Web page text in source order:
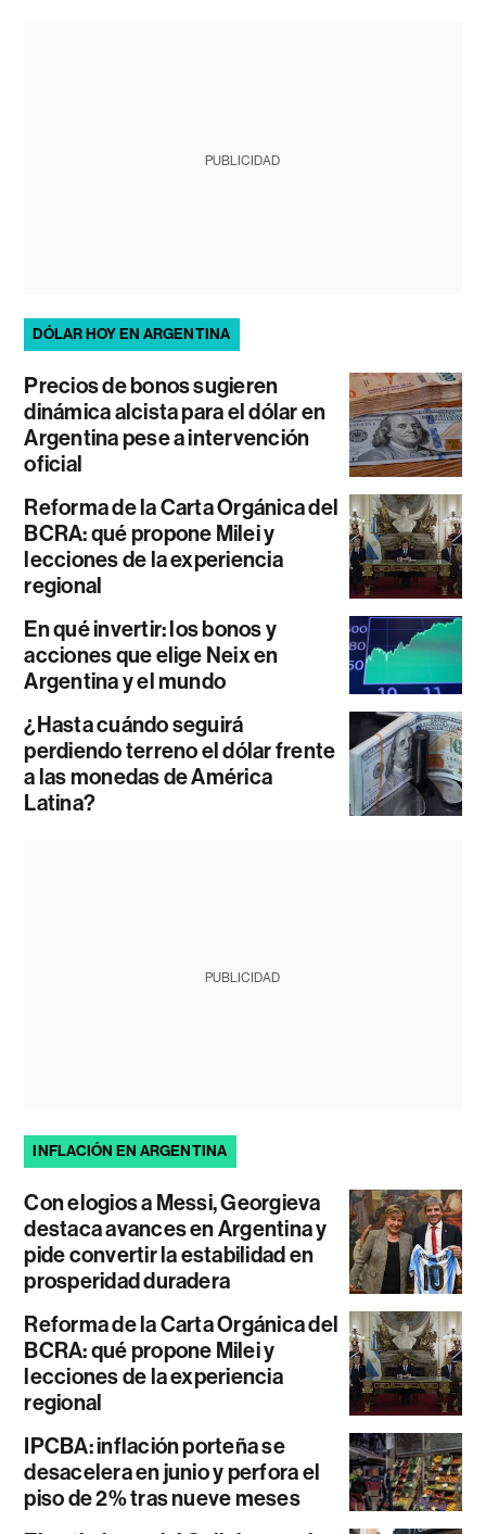
PUBLICIDAD
DÓLAR HOY EN ARGENTINA
Precios de bonos sugieren
dinámica alcista para el dólar en
Argentina pese a intervención
oficial
Reforma de la Carta Orgánica del
BCRA: qué propone Milei y
lecciones de la experiencia
regional
En qué invertir: los bonos y
acciones que elige Neix en
Argentina y el mundo
¿Hasta cuándo seguirá
perdiendo terreno el dólar frente
a las monedas de América
Latina?
PUBLICIDAD
INFLACIÓN EN ARGENTINA
Con elogios a Messi, Georgieva
destaca avances en Argentina y
pide convertir la estabilidad en
prosperidad duradera
Reforma de la Carta Orgánica del
BCRA: qué propone Milei y
lecciones de la experiencia
regional
IPCBA: inflación porteña se
desacelera en junio y perfora el
piso de 2% tras nueve meses